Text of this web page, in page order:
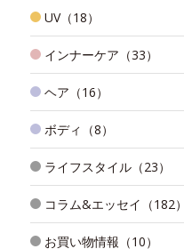
UV（18）
インナーケア（33）
ヘア（16）
ボディ（8）
ライフスタイル（23）
コラム&エッセイ（182）
お買い物情報（10）